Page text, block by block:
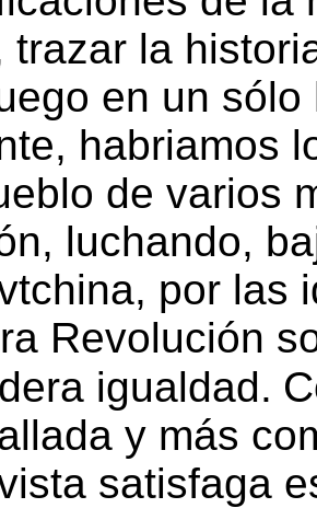
trazar la
en un
habriamos
de varios
luchando,
por las
Revolución
igualdad.
y más
satisfaga